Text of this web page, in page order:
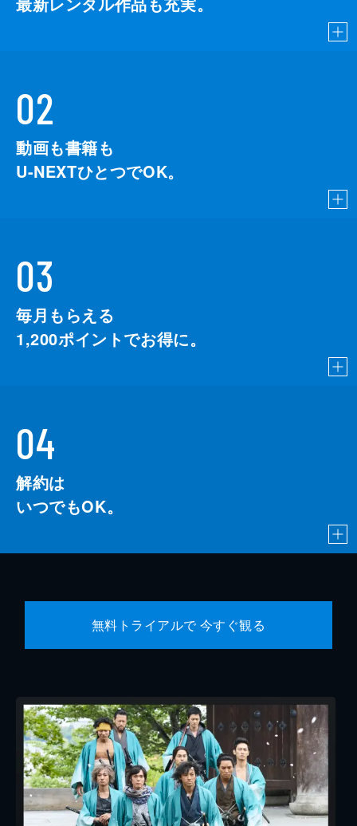
02
動画も書籍も
U-NEXTひとつでOK。
03
毎月もらえる
1,200ポイントでお得に。
04
解約は
いつでもOK。
無料トライアルで 今すぐ観る